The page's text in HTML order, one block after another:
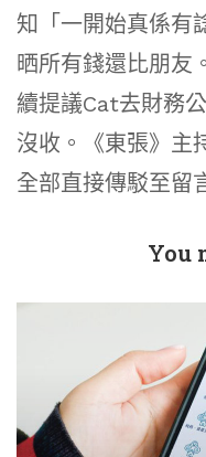
知「一開始真係有
晒所有錢還比朋友
續提議Cat去財務
沒收。《東張》主
全部直接傳駁至留
You